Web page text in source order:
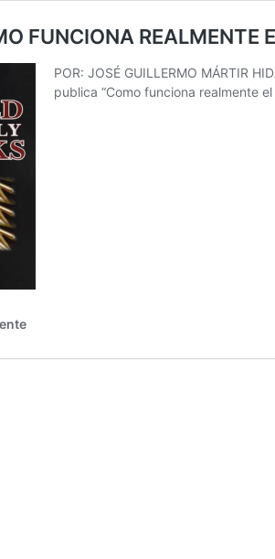
FUNCIONA REALMENTE
POR: JOSÉ GUILLERMO MÁRTIR
publica “Como funciona realmente